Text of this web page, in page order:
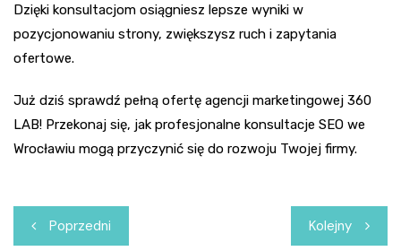
Dzięki konsultacjom osiągniesz lepsze wyniki w
pozycjonowaniu strony, zwiększysz ruch i zapytania
ofertowe.
Już dziś sprawdź pełną ofertę agencji marketingowej 360
LAB! Przekonaj się, jak profesjonalne konsultacje SEO we
Wrocławiu mogą przyczynić się do rozwoju Twojej firmy.
Nawigacja
Poprzedni Kolejny